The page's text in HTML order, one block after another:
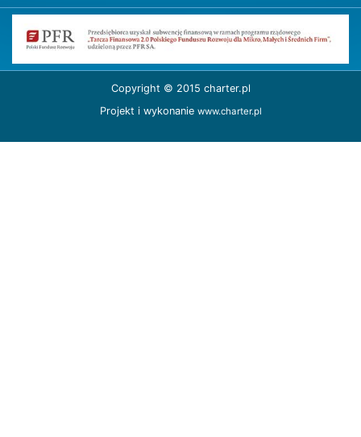
Copyright © 2015 charter.pl
Projekt i wykonanie www.charter.pl